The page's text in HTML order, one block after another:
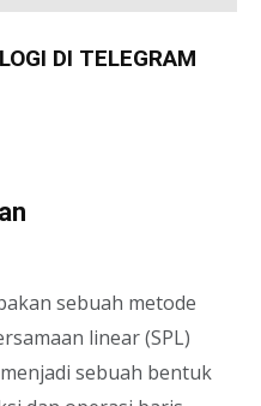
DI TELEGRAM
sebuah metode
linear (SPL)
sebuah bentuk